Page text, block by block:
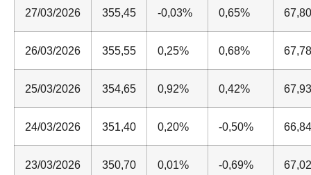
27/03/2026 355,45 -0,03% 0,65% 67,80
26/03/2026 355,55 0,25% 0,68% 67,78
25/03/2026 354,65 0,92% 0,42% 67,93
24/03/2026 351,40 0,20% -0,50% 66,84
23/03/2026 350,70 0,01% -0,69% 67,02